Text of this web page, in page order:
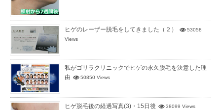
ヒゲのレーザー脱毛をしてきました（２）
53058
Views
私がゴリラクリニックでヒゲの永久脱毛を決意した理
由
50850 Views
ヒゲ脱毛後の経過写真(3)・15日後 38099 Views